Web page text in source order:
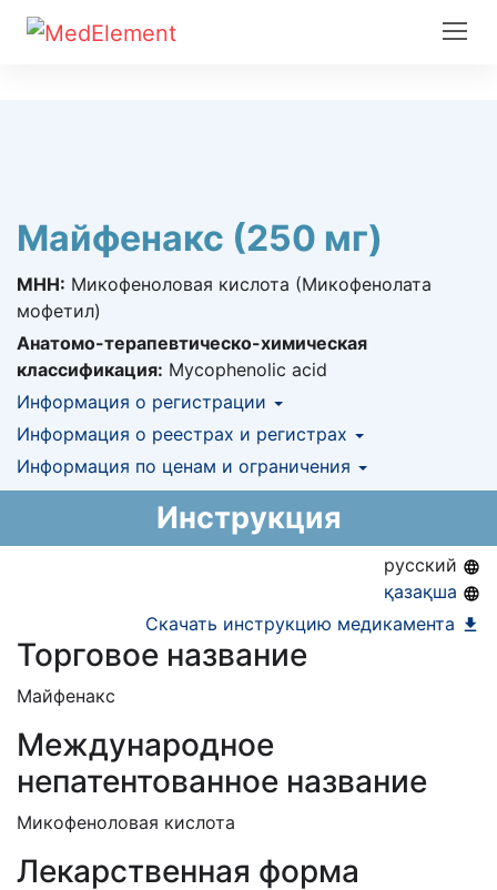
Майфенакс (250 мг)
МНН: Микофеноловая кислота (Микофенолата
мофетил)
Анатомо-терапевтическо-химическая
классификация: Mycophenolic acid
Информация о регистрации
Номер регистрации в РК:№ РК-ЛС-5№016920
Информация о регистрации в РК:07.09.2016 -
07.09.2021
Информация о реестрах и регистрах
КНФ (ЛС включено в Казахстанский
национальный формуляр лекарственных
АЛО (Включено в Список бесплатного
амбулаторного лекарственного обеспечения)
Информация по ценам и ограничения
Инструкция
русский
қазақша
Скачать инструкцию медикамента
Торговое название
Майфенакс
Международное
непатентованное название
Микофеноловая кислота
Лекарственная форма